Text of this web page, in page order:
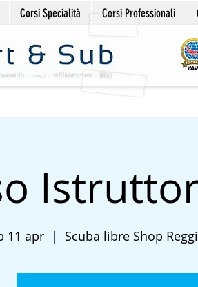
Corsi Specialità Corsi Professionali
11 apr
  |
Scuba libre Shop